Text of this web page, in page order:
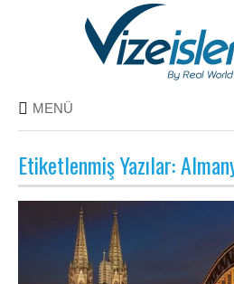
MENÜ
Etiketlenmiş Yazılar: